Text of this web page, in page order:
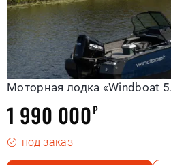
Моторная лодка «Windboat
1 990 000₽
под заказ